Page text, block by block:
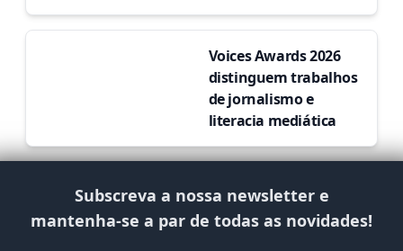
Voices Awards 2026
distinguem trabalhos
de jornalismo e
literacia mediática
Subscreva a nossa newsletter e
mantenha-se a par de todas as novidades!